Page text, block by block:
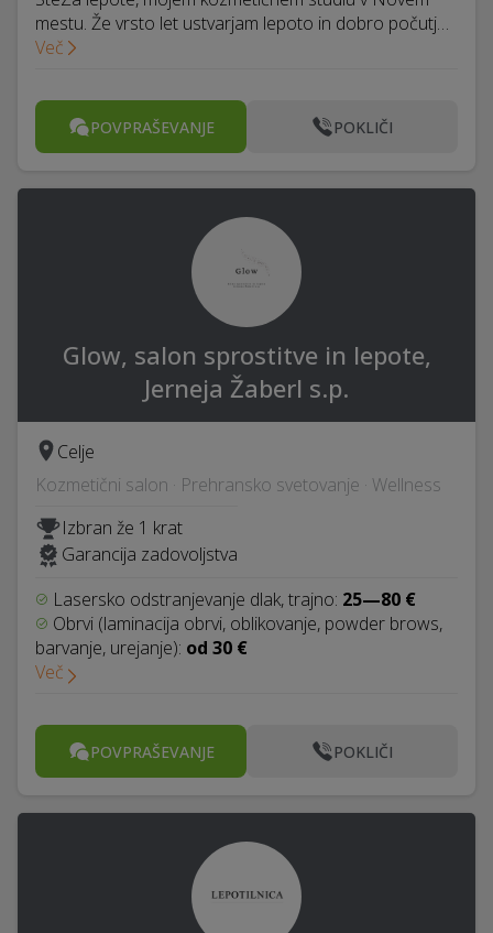
mestu. Že vrsto let ustvarjam lepoto in dobro počutj…
Več
POVPRAŠEVANJE POKLIČI
Glow, salon sprostitve in lepote,
Jerneja Žaberl s.p.
Celje
Kozmetični salon · Prehransko svetovanje · Wellness
Izbran že 1 krat
Garancija zadovoljstva
Lasersko odstranjevanje dlak, trajno: 25—80 €
Obrvi (laminacija obrvi, oblikovanje, powder brows,
barvanje, urejanje): od 30 €
Več
POVPRAŠEVANJE POKLIČI